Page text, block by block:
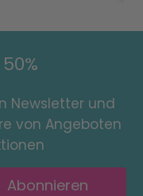
Newsletter und
von Angeboten
Abonnieren